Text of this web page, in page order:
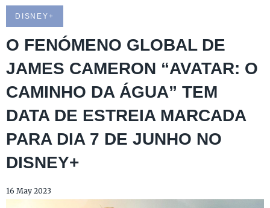
DISNEY+
O FENÓMENO GLOBAL DE
JAMES CAMERON “AVATAR: O
CAMINHO DA ÁGUA” TEM
DATA DE ESTREIA MARCADA
PARA DIA 7 DE JUNHO NO
DISNEY+
16 May 2023